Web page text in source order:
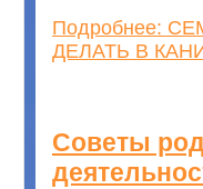
Подробнее:
ДЕЛАТЬ В
Советы